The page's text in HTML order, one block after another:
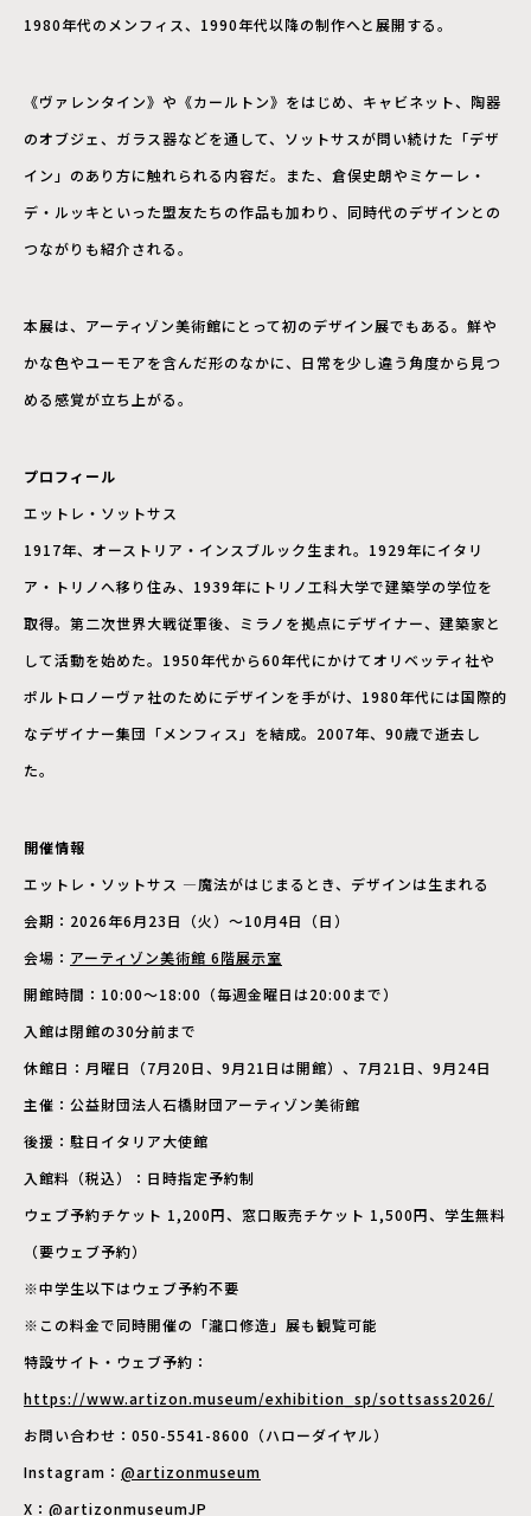
1980年代のメンフィス、1990年代以降の制作へと展開する。
《ヴァレンタイン》や《カールトン》をはじめ、キャビネット、陶器
のオブジェ、ガラス器などを通して、ソットサスが問い続けた「デザ
イン」のあり方に触れられる内容だ。また、倉俣史朗やミケーレ・
デ・ルッキといった盟友たちの作品も加わり、同時代のデザインとの
つながりも紹介される。
本展は、アーティゾン美術館にとって初のデザイン展でもある。鮮や
かな色やユーモアを含んだ形のなかに、日常を少し違う角度から見つ
める感覚が立ち上がる。
プロフィール
エットレ・ソットサス
1917年、オーストリア・インスブルック生まれ。1929年にイタリ
ア・トリノへ移り住み、1939年にトリノ工科大学で建築学の学位を
取得。第二次世界大戦従軍後、ミラノを拠点にデザイナー、建築家と
して活動を始めた。1950年代から60年代にかけてオリベッティ社や
ポルトロノーヴァ社のためにデザインを手がけ、1980年代には国際的
なデザイナー集団「メンフィス」を結成。2007年、90歳で逝去し
た。
開催情報
エットレ・ソットサス —魔法がはじまるとき、デザインは生まれる
会期：2026年6月23日（火）〜10月4日（日）
会場： アーティゾン美術館 6階展示室
開館時間：10:00〜18:00（毎週金曜日は20:00まで）
入館は閉館の30分前まで
休館日：月曜日（7月20日、9月21日は開館）、7月21日、9月24日
主催：公益財団法人石橋財団アーティゾン美術館
後援：駐日イタリア大使館
入館料（税込）：日時指定予約制
ウェブ予約チケット 1,200円、窓口販売チケット 1,500円、学生無料
（要ウェブ予約）
※中学生以下はウェブ予約不要
※この料金で同時開催の「瀧口修造」展も観覧可能
特設サイト・ウェブ予約：
https://www.artizon.museum/exhibition_sp/sottsass2026/
お問い合わせ：050-5541-8600（ハローダイヤル）
Instagram： @artizonmuseum
X： @artizonmuseumJP